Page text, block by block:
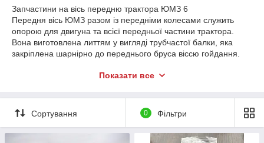
Запчастини на вісь передню трактора ЮМЗ 6
Передня вісь ЮМЗ разом із передніми колесами служить
опорою для двигуна та всієї передньої частини трактора.
Вона виготовлена ​​литтям у вигляді трубчастої балки, яка
закріплена шарнірно до переднього бруса віссю гойдання.
кулаків ЮМЗ, що складаються з кронштейнів поворотних
пересуватися в розрізних трубах передньої осі, збільшуючи
або зменшуючи тим самим ширину колії передніх коліс.
Фіксація кулаків у потрібному положенні здійснюється за
допомогою фіксаторів та стяжних болтів. Фіксатори з'єднують
Показати все
Сортування 0 Фільтри